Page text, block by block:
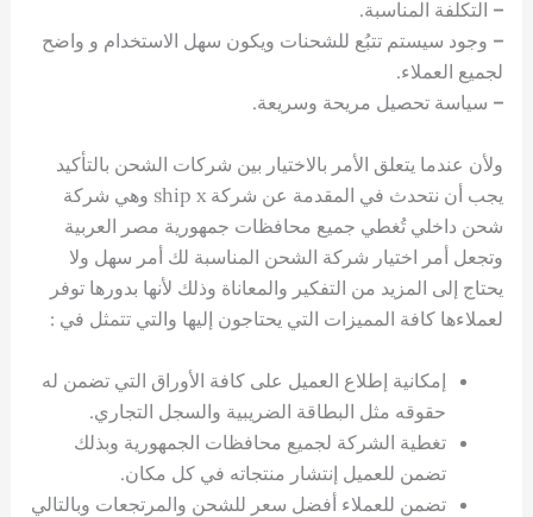
– التكلفة المناسبة.
– وجود سيستم تتبُع للشحنات ويكون سهل الاستخدام و واضح
لجميع العملاء.
– سياسة تحصيل مريحة وسريعة.
ولأن عندما يتعلق الأمر بالاختيار بين شركات الشحن بالتأكيد
يجب أن نتحدث في المقدمة عن شركة ship x وهي شركة
شحن داخلي تُغطي جميع محافظات جمهورية مصر العربية
وتجعل أمر اختيار شركة الشحن المناسبة لك أمر سهل ولا
يحتاج إلى المزيد من التفكير والمعاناة وذلك لأنها بدورها توفر
لعملاءها كافة المميزات التي يحتاجون إليها والتي تتمثل في :
إمكانية إطلاع العميل على كافة الأوراق التي تضمن له
حقوقه مثل البطاقة الضريبية والسجل التجاري.
تغطية الشركة لجميع محافظات الجمهورية وبذلك
تضمن للعميل إنتشار منتجاته في كل مكان.
تضمن للعملاء أفضل سعر للشحن والمرتجعات وبالتالي